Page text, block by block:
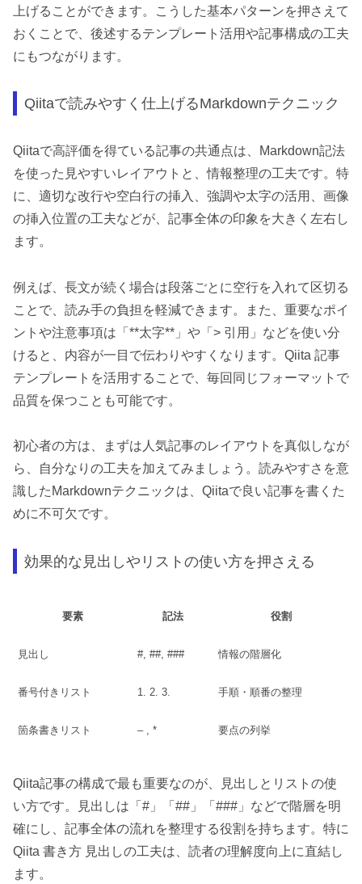
上げることができます。こうした基本パターンを押さえて
おくことで、後述するテンプレート活用や記事構成の工夫
にもつながります。
Qiitaで読みやすく仕上げるMarkdownテクニック
Qiitaで高評価を得ている記事の共通点は、Markdown記法
を使った見やすいレイアウトと、情報整理の工夫です。特
に、適切な改行や空白行の挿入、強調や太字の活用、画像
の挿入位置の工夫などが、記事全体の印象を大きく左右し
ます。
例えば、長文が続く場合は段落ごとに空行を入れて区切る
ことで、読み手の負担を軽減できます。また、重要なポイ
ントや注意事項は「**太字**」や「> 引用」などを使い分
けると、内容が一目で伝わりやすくなります。Qiita 記事
テンプレートを活用することで、毎回同じフォーマットで
品質を保つことも可能です。
初心者の方は、まずは人気記事のレイアウトを真似しなが
ら、自分なりの工夫を加えてみましょう。読みやすさを意
識したMarkdownテクニックは、Qiitaで良い記事を書くた
めに不可欠です。
効果的な見出しやリストの使い方を押さえる
要素 記法 役割
見出し #, ##, ### 情報の階層化
番号付きリスト 1. 2. 3. 手順・順番の整理
箇条書きリスト – , * 要点の列挙
Qiita記事の構成で最も重要なのが、見出しとリストの使
い方です。見出しは「#」「##」「###」などで階層を明
確にし、記事全体の流れを整理する役割を持ちます。特に
Qiita 書き方 見出しの工夫は、読者の理解度向上に直結し
ます。